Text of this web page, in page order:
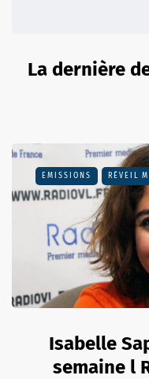
La dernière
EMISSIONS RÉVEIL
Isabelle
semaine l